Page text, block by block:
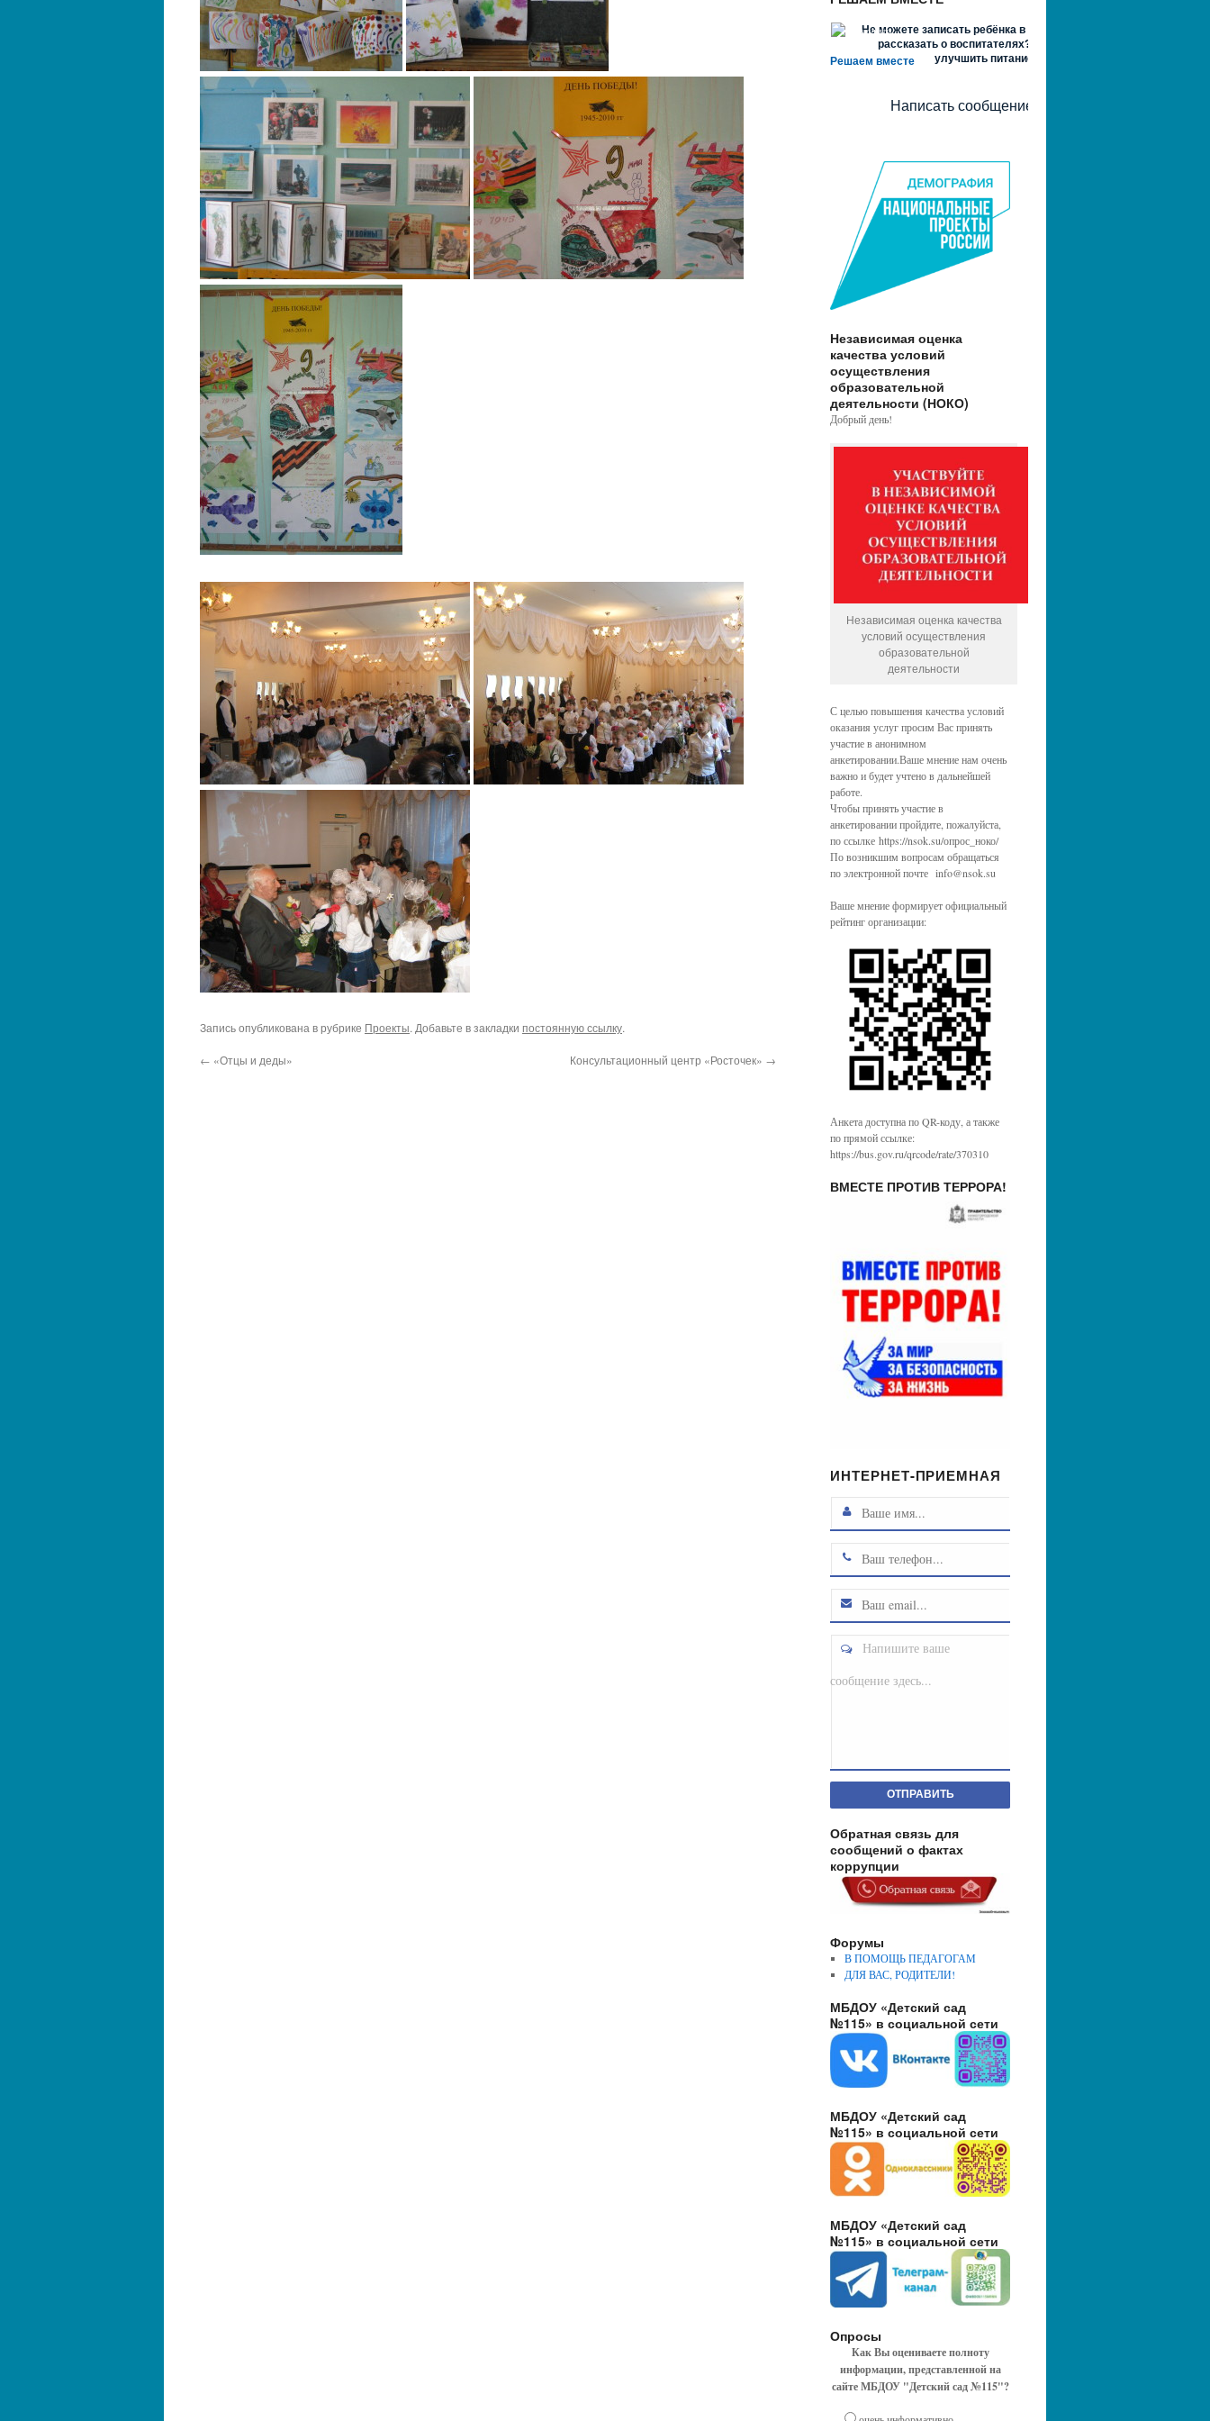
Запись опубликована в рубрике Проекты. Добавьте в закладки постоянную ссылку.
← «Отцы и деды» Консультационный центр «Росточек» →
Решаем вместе
Не можете записать ребёнка в сад? Хотите
рассказать о воспитателях? Знаете, как
улучшить питание и занятия?
Написать сообщение
Независимая оценка
качества условий
осуществления
образовательной
деятельности (НОКО)
Добрый день!
Независимая оценка качества
условий осуществления
образовательной
деятельности
С целью повышения качества условий
оказания услуг просим Вас принять
участие в анонимном
анкетировании.Ваше мнение нам очень
важно и будет учтено в дальнейшей
работе.
Чтобы принять участие в
анкетировании пройдите, пожалуйста,
по ссылке https://nsok.su/опрос_ноко/
По возникшим вопросам обращаться
по электронной почте info@nsok.su
Ваше мнение формирует официальный
рейтинг организации:
Анкета доступна по QR-коду, а также
по прямой ссылке:
https://bus.gov.ru/qrcode/rate/370310
ВМЕСТЕ ПРОТИВ ТЕРРОРА!
ИНТЕРНЕТ-ПРИЕМНАЯ
Напишите ваше
сообщение здесь...
ОТПРАВИТЬ
Обратная связь для
сообщений о фактах
коррупции
Форумы
В ПОМОЩЬ ПЕДАГОГАМ
ДЛЯ ВАС, РОДИТЕЛИ!
МБДОУ «Детский сад
№115» в социальной сети
МБДОУ «Детский сад
№115» в социальной сети
МБДОУ «Детский сад
№115» в социальной сети
Опросы
Как Вы оцениваете полноту
информации, представленной на
сайте МБДОУ "Детский сад №115"?